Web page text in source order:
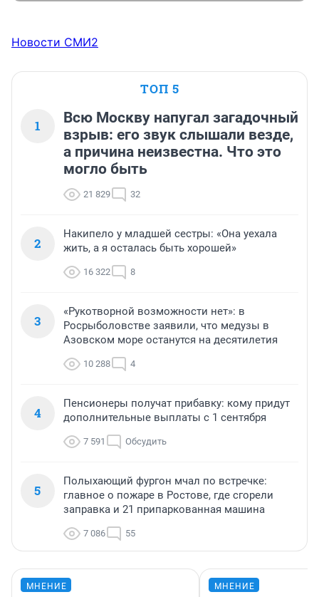
Новости СМИ2
ТОП 5
1
Всю Москву напугал загадочный
взрыв: его звук слышали везде,
а причина неизвестна. Что это
могло быть
21 829 32
2
Накипело у младшей сестры: «Она уехала
жить, а я осталась быть хорошей»
16 322 8
3
«Рукотворной возможности нет»: в
Росрыболовстве заявили, что медузы в
Азовском море останутся на десятилетия
10 288 4
4
Пенсионеры получат прибавку: кому придут
дополнительные выплаты с 1 сентября
7 591 Обсудить
5
Полыхающий фургон мчал по встречке:
главное о пожаре в Ростове, где сгорели
заправка и 21 припаркованная машина
7 086 55
МНЕНИЕ МНЕНИЕ